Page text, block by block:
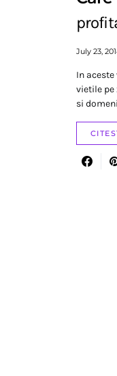
July 23,
In
vietile pe
si